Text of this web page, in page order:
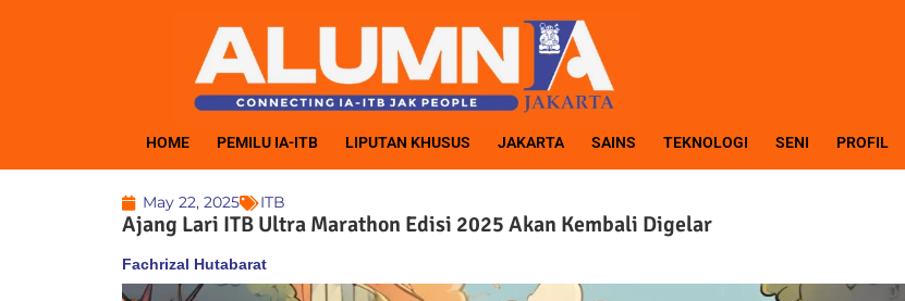
HOME PEMILU IA-ITB LIPUTAN KHUSUS JAKARTA SAINS TEKNOLOGI SENI PROFIL
May 22, 2025 ITB
Ajang Lari ITB Ultra Marathon Edisi 2025 Akan Kembali Digelar
Fachrizal Hutabarat